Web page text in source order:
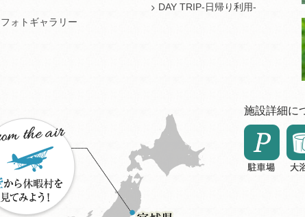
フォトギャラリー
DAY TRIP-日帰り利用-
施設詳細に